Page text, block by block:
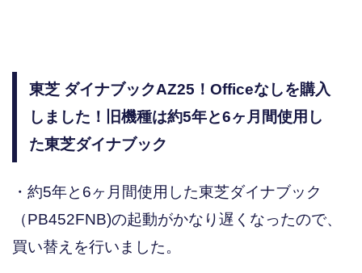
東芝 ダイナブックAZ25！Officeなしを購入
しました！旧機種は約5年と6ヶ月間使用し
た東芝ダイナブック
・約5年と6ヶ月間使用した東芝ダイナブック
（PB452FNB)の起動がかなり遅くなったので、
買い替えを行いました。